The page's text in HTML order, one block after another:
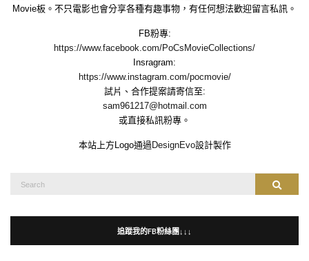
Movie板。不只電影也會分享各種有趣事物，有任何想法歡迎留言私訊。
FB粉專:
https://www.facebook.com/PoCsMovieCollections/
Insragram:
https://www.instagram.com/pocmovie/
試片、合作提案請寄信至:
sam961217@hotmail.com
或直接私訊粉專。
本站上方Logo通過 DesignEvo設計製作
Search
追蹤我的FB粉絲團↓↓↓